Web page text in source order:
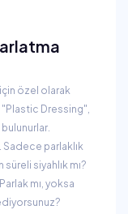
için özel olarak
"Plastic Dressing",
Sadece parlaklık
siyahlık mı?
mı, yoksa